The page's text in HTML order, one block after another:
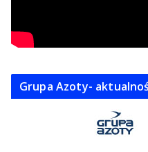
Grupa Azoty-